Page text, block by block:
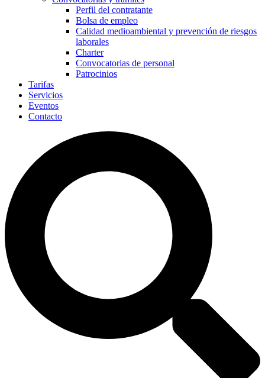
Perfil del contratante
Bolsa de empleo
Calidad medioambiental y prevención de riesgos
laborales
Charter
Convocatorias de personal
Patrocinios
Tarifas
Servicios
Eventos
Contacto